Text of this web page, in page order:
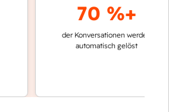
70 %+
der Konversationen werden
automatisch gelöst